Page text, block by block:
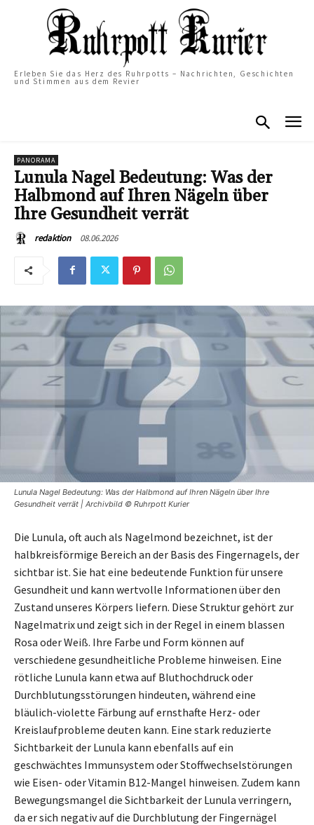
Erleben Sie das Herz des Ruhrpotts – Nachrichten, Geschichten
und Stimmen aus dem Revier
PANORAMA
Lunula Nagel Bedeutung: Was der
Halbmond auf Ihren Nägeln über
Ihre Gesundheit verrät
redaktion 08.06.2026
Lunula Nagel Bedeutung: Was der Halbmond auf Ihren Nägeln über Ihre
Gesundheit verrät | Archivbild © Ruhrpott Kurier
Die Lunula, oft auch als Nagelmond bezeichnet, ist der
halbkreisförmige Bereich an der Basis des Fingernagels, der
sichtbar ist. Sie hat eine bedeutende Funktion für unsere
Gesundheit und kann wertvolle Informationen über den
Zustand unseres Körpers liefern. Diese Struktur gehört zur
Nagelmatrix und zeigt sich in der Regel in einem blassen
Rosa oder Weiß. Ihre Farbe und Form können auf
verschiedene gesundheitliche Probleme hinweisen. Eine
rötliche Lunula kann etwa auf Bluthochdruck oder
Durchblutungsstörungen hindeuten, während eine
bläulich-violette Färbung auf ernsthafte Herz- oder
Kreislaufprobleme deuten kann. Eine stark reduzierte
Sichtbarkeit der Lunula kann ebenfalls auf ein
geschwächtes Immunsystem oder Stoffwechselstörungen
wie Eisen- oder Vitamin B12-Mangel hinweisen. Zudem kann
Bewegungsmangel die Sichtbarkeit der Lunula verringern,
da er sich negativ auf die Durchblutung der Fingernägel